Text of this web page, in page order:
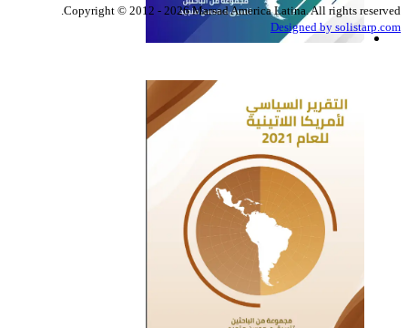
Copyright © 2012 - 2026 Marsad America Latina. All rights reserved.
Designed by solistarp.com